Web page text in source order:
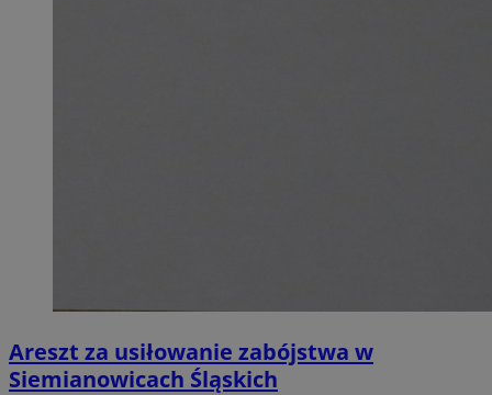
Areszt za usiłowanie zabójstwa w
Siemianowicach Śląskich